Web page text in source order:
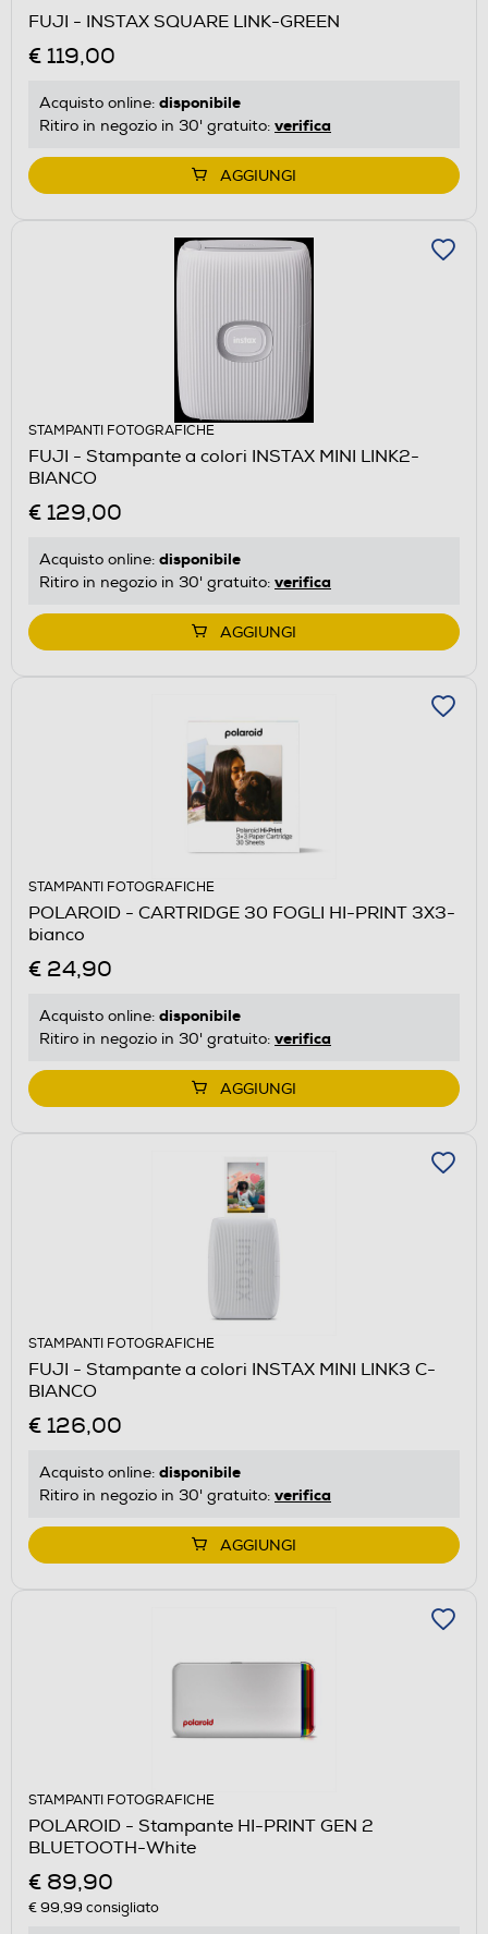
FUJI - INSTAX SQUARE LINK-GREEN
€ 119,00
Acquisto online: disponibile
Ritiro in negozio in 30' gratuito: verifica
AGGIUNGI
STAMPANTI FOTOGRAFICHE
FUJI - Stampante a colori INSTAX MINI LINK2-
BIANCO
€ 129,00
Acquisto online: disponibile
Ritiro in negozio in 30' gratuito: verifica
AGGIUNGI
STAMPANTI FOTOGRAFICHE
POLAROID - CARTRIDGE 30 FOGLI HI-PRINT 3X3-
bianco
€ 24,90
Acquisto online: disponibile
Ritiro in negozio in 30' gratuito: verifica
AGGIUNGI
STAMPANTI FOTOGRAFICHE
FUJI - Stampante a colori INSTAX MINI LINK3 C-
BIANCO
€ 126,00
Acquisto online: disponibile
Ritiro in negozio in 30' gratuito: verifica
AGGIUNGI
STAMPANTI FOTOGRAFICHE
POLAROID - Stampante HI-PRINT GEN 2
BLUETOOTH-White
€ 89,90
€ 99,99 consigliato